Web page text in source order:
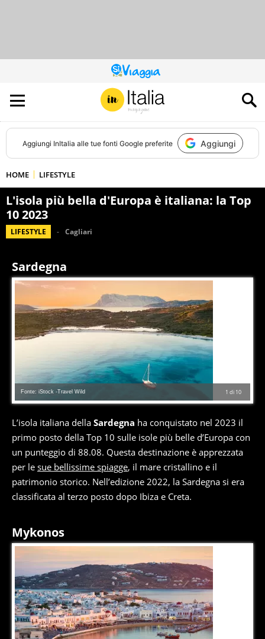
QUESTO
SITO
CONTRIBUISCE
ALL’AUDIENCE
DI
Aggiungi InItalia alle tue fonti Google preferite Aggiungi
HOME LIFESTYLE
L'isola più bella d'Europa è italiana: la Top
10 2023
LIFESTYLE Cagliari
Sardegna
1 di 10
Fonte: iStock -Travel Wild
L’isola italiana della Sardegna ha conquistato nel 2023 il
primo posto della Top 10 sulle isole più belle d’Europa con
un punteggio di 88.08. Questa destinazione è apprezzata
per le sue bellissime spiagge, il mare cristallino e il
patrimonio storico. Nell’edizione 2022, la Sardegna si era
classificata al terzo posto dopo Ibiza e Creta.
Mykonos